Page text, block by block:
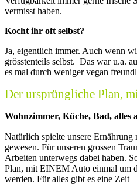
vermisst haben.
Kocht ihr oft selbst?
Ja, eigentlich immer. Auch wenn
grösstenteils selbst. Das war u.a.
es mal durch weniger vegan
Der ursprüngliche Plan,
Wohnzimmer, Küche, Bad,
Natürlich spielte unsere
gewesen. Für unseren grossen
Arbeiten unterwegs dabei haben.
Plan, mit EINEM Auto einmal um
werden. Für alles gibt es eine Zeit